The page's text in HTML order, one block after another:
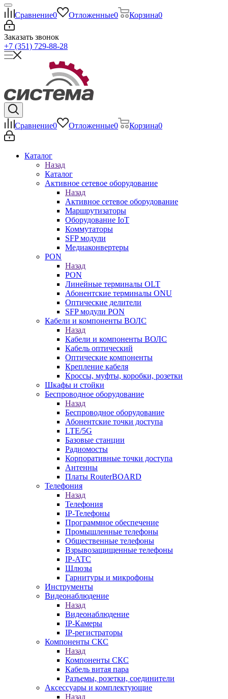
Сравнение0 Отложенные0 Корзина0
Заказать звонок
+7 (351) 729-88-28
Сравнение0 Отложенные0 Корзина0
Каталог
Назад
Каталог
Активное сетевое оборудование
Назад
Активное сетевое оборудование
Маршрутизаторы
Оборудование IoT
Коммутаторы
SFP модули
Медиаконвертеры
PON
Назад
PON
Линейные терминалы OLT
Абонентские терминалы ONU
Оптические делители
SFP модули PON
Кабели и компоненты ВОЛС
Назад
Кабели и компоненты ВОЛС
Кабель оптический
Оптические компоненты
Крепление кабеля
Кроссы, муфты, коробки, розетки
Шкафы и стойки
Беспроводное оборудование
Назад
Беспроводное оборудование
Абонентские точки доступа
LTE/5G
Базовые станции
Радиомосты
Корпоративные точки доступа
Антенны
Платы RouterBOARD
Телефония
Назад
Телефония
IP-Телефоны
Программное обеспечение
Промышленные телефоны
Общественные телефоны
Взрывозащищенные телефоны
IP-АТС
Шлюзы
Гарнитуры и микрофоны
Инструменты
Видеонаблюдение
Назад
Видеонаблюдение
IP-Камеры
IP-регистраторы
Компоненты СКС
Назад
Компоненты СКС
Кабель витая пара
Разъемы, розетки, соединители
Аксессуары и комплектующие
Назад